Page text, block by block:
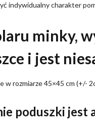
indywidualny charakter
minky,
i jest
w rozmiarze 45×45 cm (+/-
poduszki jest